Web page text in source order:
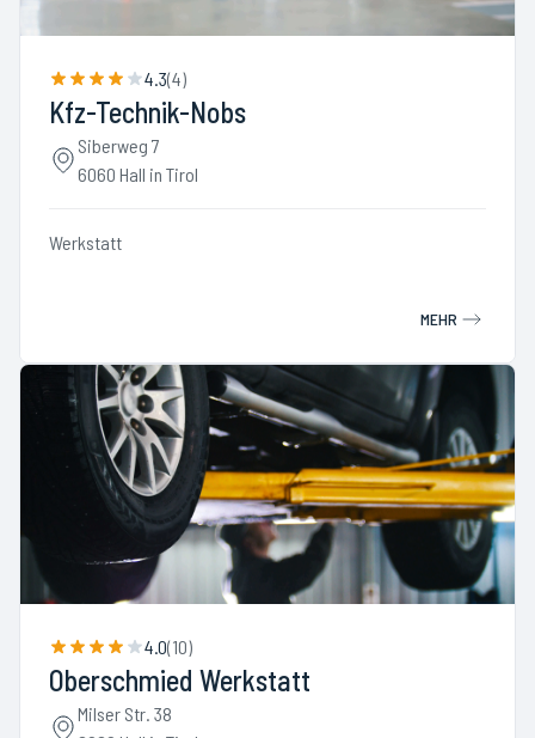
4.3(4)
Kfz-Technik-Nobs
Siberweg 7
6060 Hall in Tirol
Werkstatt
MEHR
4.0(10)
Oberschmied Werkstatt
Milser Str. 38